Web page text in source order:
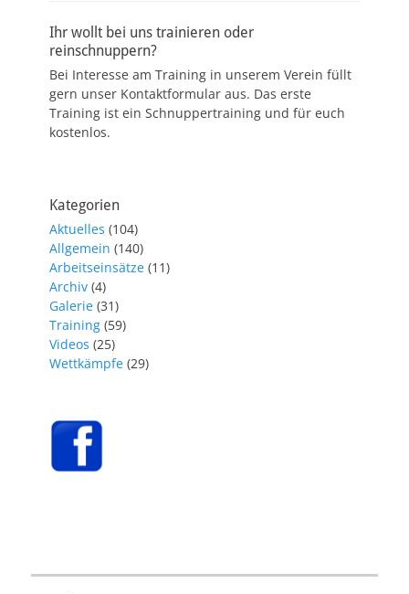
Ihr wollt bei uns trainieren oder
reinschnuppern?
Bei Interesse am Training in unserem Verein füllt
gern unser Kontaktformular aus. Das erste
Training ist ein Schnuppertraining und für euch
kostenlos.
Kategorien
Aktuelles (104)
Allgemein (140)
Arbeitseinsätze (11)
Archiv (4)
Galerie (31)
Training (59)
Videos (25)
Wettkämpfe (29)